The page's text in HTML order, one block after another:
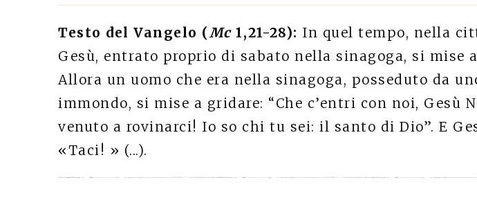
Testo del Vangelo (Mc1,21-28): In quel tempo, nella
Gesù, entrato proprio di sabato nella sinagoga, si mise
Allora un uomo che era nella sinagoga, posseduto da
immondo, si mise a gridare: “Che c’entri con noi, Gesù
venuto a rovinarci! Io so chi tu sei: il santo di Dio”. E
«Taci! » (...).